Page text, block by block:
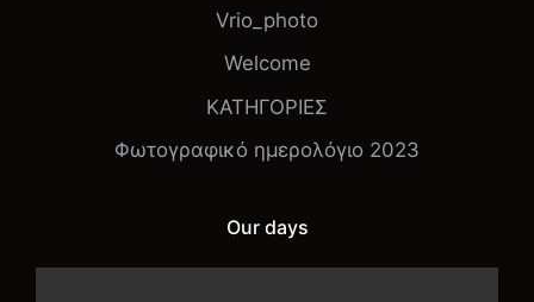
Vrio_photo
Welcome
ΚΑΤΗΓΟΡΙΕΣ
Φωτογραφικό ημερολόγιο 2023
Our days